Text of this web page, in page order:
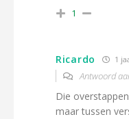
1
Ricardo 1
Antwoord
Die
maar tussen